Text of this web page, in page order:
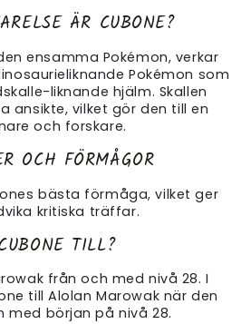
ÄR CUBONE?
ensamma Pokémon, verkar
Pokémon som
liknande hjälm. Skallen
ansikte, vilket gör den till en
och forskare.
OCH FÖRMÅGOR
bästa förmåga, vilket ger
kritiska träffar.
TILL?
från och med nivå 28. I
till Alolan Marowak när den
med början på nivå 28.